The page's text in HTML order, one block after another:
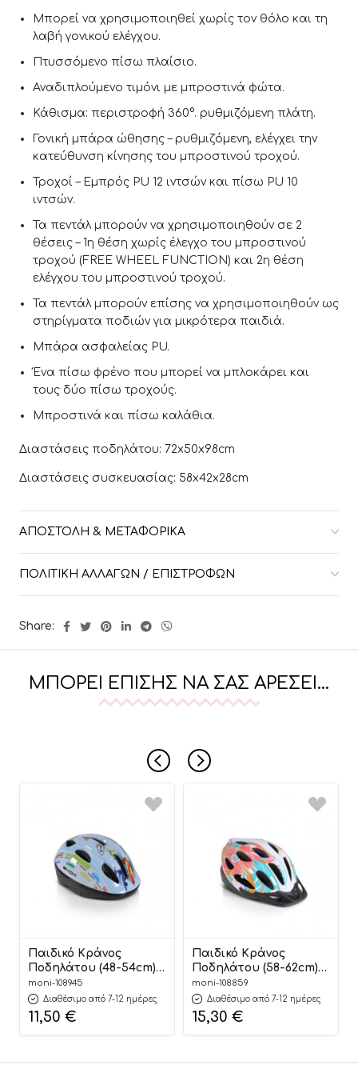
Μπορεί να χρησιμοποιηθεί χωρίς τον θόλο και τη
λαβή γονικού ελέγχου.
Πτυσσόμενο πίσω πλαίσιο.
Αναδιπλούμενο τιμόνι με μπροστινά φώτα.
Κάθισμα: περιστροφή 360°. ρυθμιζόμενη πλάτη.
Γονική μπάρα ώθησης – ρυθμιζόμενη, ελέγχει την
κατεύθυνση κίνησης του μπροστινού τροχού.
Τροχοί – Εμπρός PU 12 ιντσών και πίσω PU 10
ιντσών.
Τα πεντάλ μπορούν να χρησιμοποιηθούν σε 2
θέσεις – 1η θέση χωρίς έλεγχο του μπροστινού
τροχού (FREE WHEEL FUNCTION) και 2η θέση
ελέγχου του μπροστινού τροχού.
Τα πεντάλ μπορούν επίσης να χρησιμοποιηθούν ως
στηρίγματα ποδιών για μικρότερα παιδιά.
Μπάρα ασφαλείας PU.
Ένα πίσω φρένο που μπορεί να μπλοκάρει και
τους δύο πίσω τροχούς.
Μπροστινά και πίσω καλάθια.
Διαστάσεις ποδηλάτου: 72x50x98cm
Διαστάσεις συσκευασίας: 58x42x28cm
ΑΠΟΣΤΟΛΉ & ΜΕΤΑΦΟΡΙΚΆ
ΠΟΛΙΤΙΚΉ ΑΛΛΑΓΏΝ / ΕΠΙΣΤΡΟΦΏΝ
Share:
ΜΠΟΡΕΊ ΕΠΊΣΗΣ ΝΑ ΣΑΣ ΑΡΈΣΕΙ…
Παιδικό Κράνος
Ποδηλάτου (48-54cm)
Y03 Plains
3800146227494 – Byox
moni-108945
Διαθέσιμο από 7-12 ημέρες
11,50 €
Παιδικό Κράνος
Ποδηλάτου (58-62cm)
Y02 Pink L
3800146227395 – Byox
moni-108859
Διαθέσιμο από 7-12 ημέρες
15,30 €